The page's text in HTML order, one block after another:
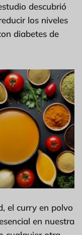
descubrió
los niveles
diabetes de
el curry en polvo
en nuestra